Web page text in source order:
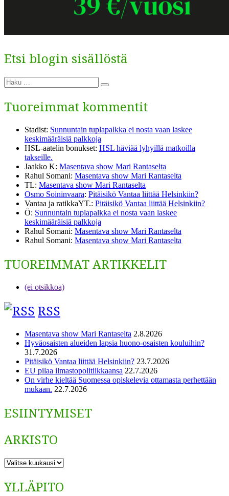
Etsi blogin sisällöstä
Etsi:
Haku
Tuoreimmat kommentit
Stadist: Sunnuntain tuplapalkka ei nosta vaan laskee
keskimääräisiä palkkoja
HSL-aatelin bonukset: HSL häviää lyhyillä matkoilla
takseille.
Jaakko K: Masentava show Mari Rantaselta
Rahul Somani: Masentava show Mari Rantaselta
TL: Masentava show Mari Rantaselta
Osmo Soininvaara: Pitäisikö Vantaa liittää Helsinkiin?
Vantaa ja ratikkaYT.: Pitäisikö Vantaa liittää Helsinkiin?
Ö: Sunnuntain tuplapalkka ei nosta vaan laskee
keskimääräisiä palkkoja
Rahul Somani: Masentava show Mari Rantaselta
Rahul Somani: Masentava show Mari Rantaselta
TUOREIMMAT ARTIKKELIT
(ei otsikkoa)
RSS
Masentava show Mari Rantaselta 2.8.2026
Hyväosaisten alueiden lapsia huono-osaisten kouluihin?
31.7.2026
Pitäisikö Vantaa liittää Helsinkiin? 23.7.2026
EU pilaa ilmastopolitiikkaansa 22.7.2026
On virhe kieltää Suomessa opiskelevia ottamasta perhettään
mukaan. 22.7.2026
ESIINTYMISET
ARKISTO
ARKISTO
YLLÄPITO